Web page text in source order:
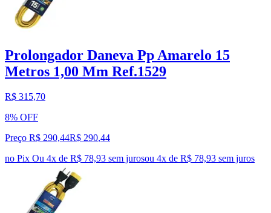
Prolongador Daneva Pp Amarelo 15
Metros 1,00 Mm Ref.1529
R$ 315,70
8% OFF
Preço R$ 290,44R$ 290,44
no Pix Ou 4x de R$ 78,93 sem jurosou 4x de R$ 78,93 sem juros